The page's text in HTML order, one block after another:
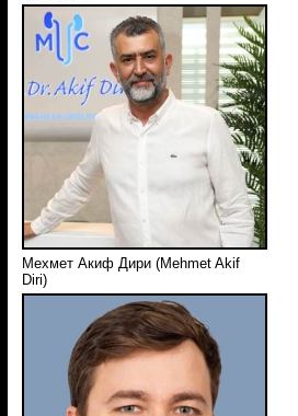
Мехмет Акиф Дири (Mehmet Akif
Diri)